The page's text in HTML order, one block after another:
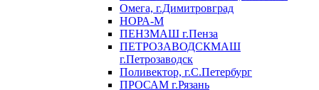
Омега, г.Димитровград
НОРА-М
ПЕНЗМАШ г.Пенза
ПЕТРОЗАВОДСКМАШ
г.Петрозаводск
Поливектор, г.С.Петербург
ПРОСАМ г.Рязань